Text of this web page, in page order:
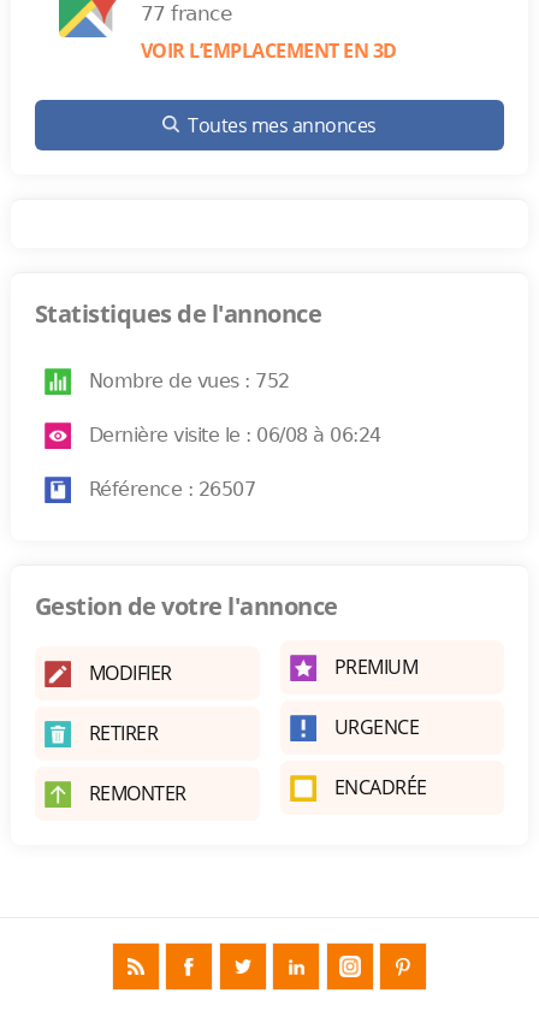
77 france
VOIR L’EMPLACEMENT EN 3D
Toutes mes annonces
Statistiques de l'annonce
Nombre de vues : 752
Dernière visite le : 06/08 à 06:24
Référence : 26507
Gestion de votre l'annonce
MODIFIER
RETIRER
REMONTER
PREMIUM
URGENCE
ENCADRÉE